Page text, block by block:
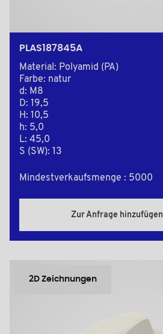
PLAS187845A
Material: Polyamid (PA)
Farbe: natur
d: M8
D: 19,5
H: 10,5
h: 5,0
L: 45,0
S (SW): 13
Mindestverkaufsmenge : 5000
Zur Anfrage hinzufügen
2D Zeichnungen